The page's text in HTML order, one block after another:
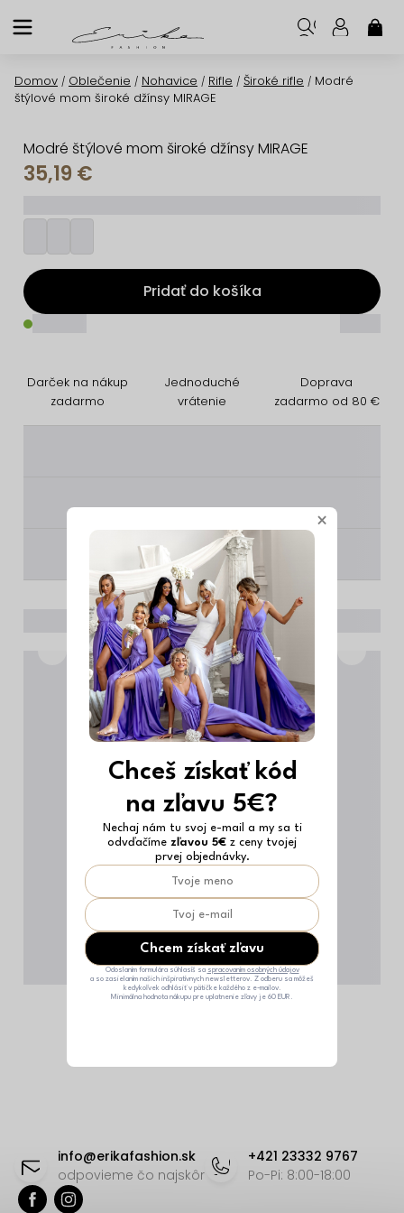
na
Domov / Oblečenie / Nohavice / Rifle / Široké rifle / Modré
štýlové mom široké džínsy MIRAGE
Modré štýlové mom široké džínsy MIRAGE
35,19 €
Pridať do košíka
Darček na nákup
zadarmo
Jednoduché
vrátenie
Doprava
zadarmo od 80 €
________
info@erikafashion.sk
odpovieme čo najskôr
+421 23332 9767
Po-Pi: 8:00-18:00
×
Chceš získať kód
na zľavu 5€?
Nechaj nám tu svoj e-mail a my sa ti
odvďačíme zľavou 5€ z ceny tvojej
prvej objednávky.
Chcem získať zľavu
Odoslaním formulára súhlasíš sa spracovaním osobných údajov
a so zasielaním našich inšpiratívnych newsletterov. Z odberu sa môžeš
kedykoľvek odhlásiť v pätičke každého z e-mailov.
Minimálna hodnota nákupu pre uplatnenie zľavy je 60 EUR.